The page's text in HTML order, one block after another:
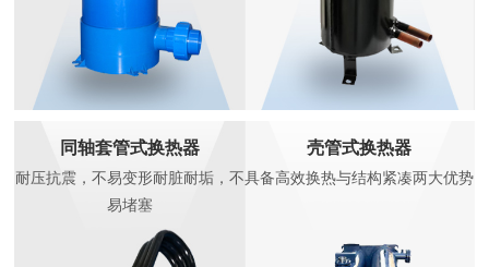
同轴套管式换热器
耐压抗震，不易变形耐脏耐垢，不
易堵塞
壳管式换热器
具备高效换热与结构紧凑两大优势